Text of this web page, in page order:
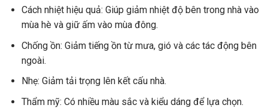
Cách nhiệt hiệu quả: Giúp giảm nhiệt độ bên trong nhà vào
mùa hè và giữ ấm vào mùa đông.
Chống ồn: Giảm tiếng ồn từ mưa, gió và các tác động bên
ngoài.
Nhẹ: Giảm tải trọng lên kết cấu nhà.
Thẩm mỹ: Có nhiều màu sắc và kiểu dáng để lựa chọn.